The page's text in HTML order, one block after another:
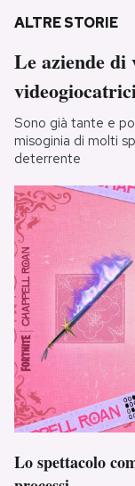
ALTRE STORIE
Le aziende di
Sono già tante e
misoginia di molti
deterrente
Lo spettacolo